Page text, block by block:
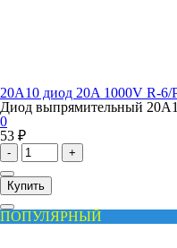
20A10 диод 20A 1000V R-6/
Диод выпрямительный
0
53 ₽
- +
Купить
ПОПУЛЯРНЫЙ